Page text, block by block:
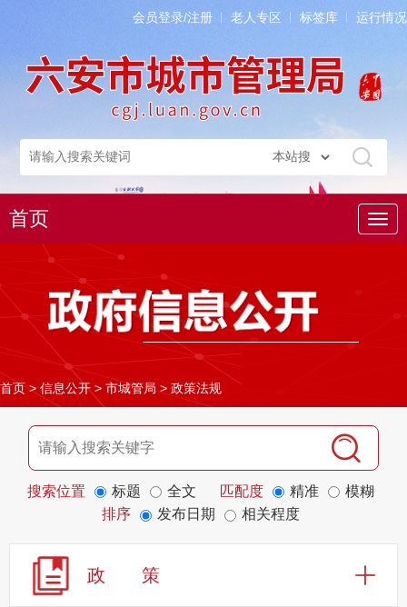
会员登录/注册 老人专区 标签库 运行情况
导
航
首页
首页> 信息公开 > 市城管局 > 政策法规
搜索位置 标题 全文 匹配度 精准
模糊
排序
发布日期 相关程度
政 策